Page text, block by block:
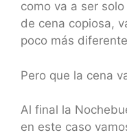
como va a ser
de cena copiosa,
poco más
Pero que la cena
Al final la
en este caso